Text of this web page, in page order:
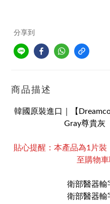
分享到
商品描述
韓國原裝進口｜【
Gray尊貴灰
貼心提醒：本產品為1片
至購物車
衛部醫器輸
衛部醫器輸